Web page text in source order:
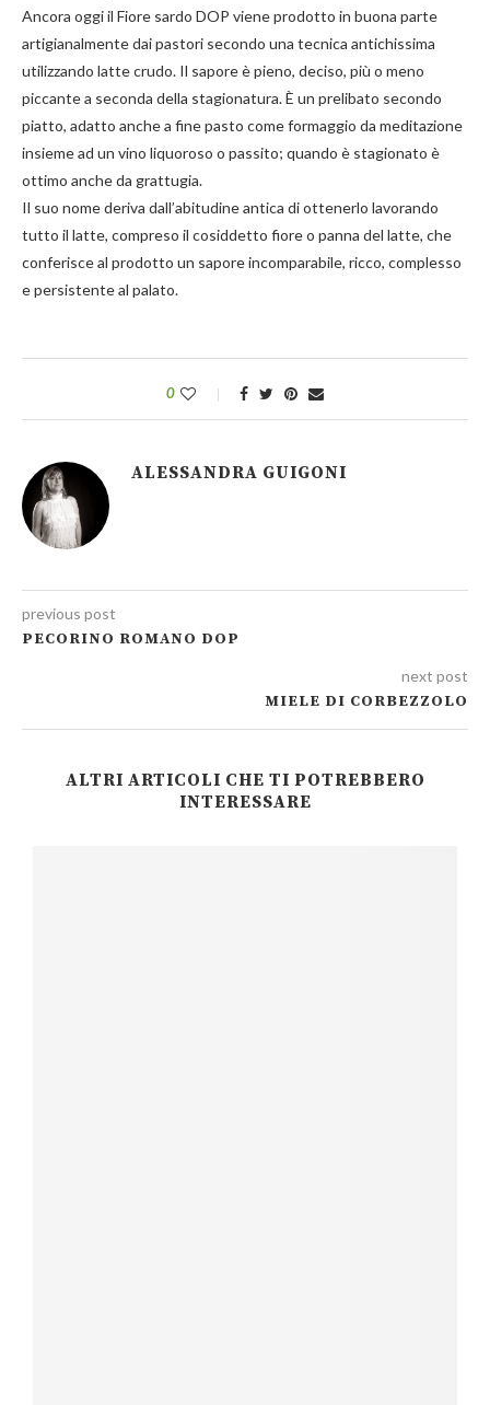
Ancora oggi il Fiore sardo DOP viene prodotto in buona parte
artigianalmente dai pastori secondo una tecnica antichissima
utilizzando latte crudo. Il sapore è pieno, deciso, più o meno
piccante a seconda della stagionatura. È un prelibato secondo
piatto, adatto anche a fine pasto come formaggio da meditazione
insieme ad un vino liquoroso o passito; quando è stagionato è
ottimo anche da grattugia.
Il suo nome deriva dall’abitudine antica di ottenerlo lavorando
tutto il latte, compreso il cosiddetto fiore o panna del latte, che
conferisce al prodotto un sapore incomparabile, ricco, complesso
e persistente al palato.
0
ALESSANDRA GUIGONI
previous post
PECORINO ROMANO DOP
next post
MIELE DI CORBEZZOLO
ALTRI ARTICOLI CHE TI POTREBBERO
INTERESSARE